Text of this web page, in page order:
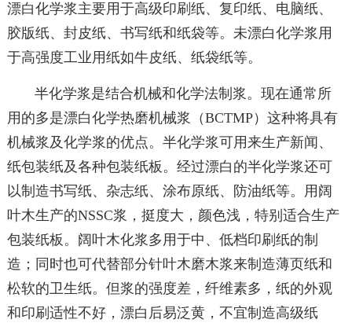
漂白化学浆主要用于高级印刷纸、复印纸、电脑纸、
胶版纸、封皮纸、书写纸和纸袋等。未漂白化学浆用
于高强度工业用纸如牛皮纸、纸袋纸等。
半化学浆是结合机械和化学法制浆。现在通常所
用的多是漂白化学热磨机械浆（BCTMP）这种将具有
机械浆及化学浆的优点。半化学浆可用来生产新闻、
纸包装纸及各种包装纸板。经过漂白的半化学浆还可
以制造书写纸、杂志纸、涂布原纸、防油纸等。用阔
叶木生产的NSSC浆，挺度大，颜色浅，特别适合生产
包装纸板。阔叶木化浆多用于中、低档印刷纸的制
造；同时也可代替部分针叶木磨木浆来制造薄页纸和
松软的卫生纸。但浆的强度差，纤维素多，纸的外观
和印刷适性不好，漂白后易泛黄，不宜制造高级纸